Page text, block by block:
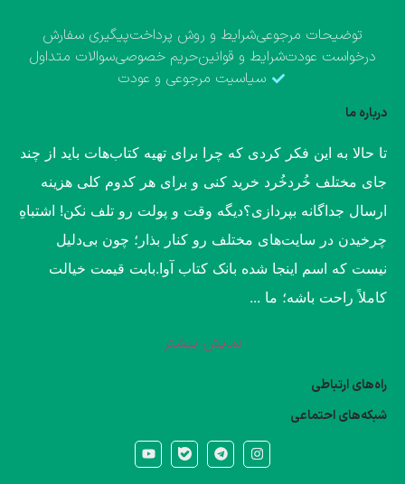
توضیحات مرجوعیشرایط و روش پرداختپیگیری سفارش
درخواست عودتشرایط و قوانینحریم خصوصیسوالات متداول
سیاسیت مرجوعی و عودت
درباره ما
​تا حالا به این فکر کردی که چرا برای تهیه کتاب‌هات باید از چند
جای مختلف خُردخُرد خرید کنی و برای هر کدوم کلی هزینه
ارسال جداگانه بپردازی؟​دیگه وقت و پولت رو تلف نکن! اشتباهِ
چرخیدن در سایت‌های مختلف رو کنار بذار؛ چون بی‌دلیل
نیست که اسم اینجا شده بانک کتاب آوا.​بابت قیمت خیالت
کاملاً راحت باشه؛ ما ...
نمایش بیشتر
راه‌های ارتباطی
شبکه‌های احتماعی